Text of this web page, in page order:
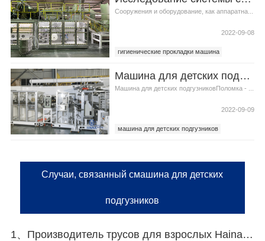
Сооружения и оборудование, как аппаратна...
2022-09-08
гигиенические прокладки машина
Машина для детских подгузников Устранение неполадок
Машина для детских подгузниковПоломка - ...
2022-09-09
машина для детских подгузников
Случаи, связанный смашина для детских
подгузников
1、Производитель трусов для взрослых Haina помогает российскому заказчику эффективно производить